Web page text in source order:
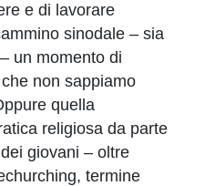
e di lavorare
sinodale – sia
un momento di
non sappiamo
quella
religiosa da parte
giovani – oltre
termine